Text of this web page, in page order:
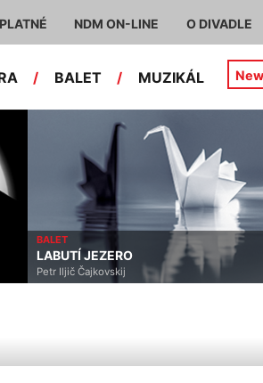
NDM ON-LINE O DIVADLE
/ BALET / MUZIKÁL
BALET
LABUTÍ JEZERO
Petr Iljič Čajkovskij